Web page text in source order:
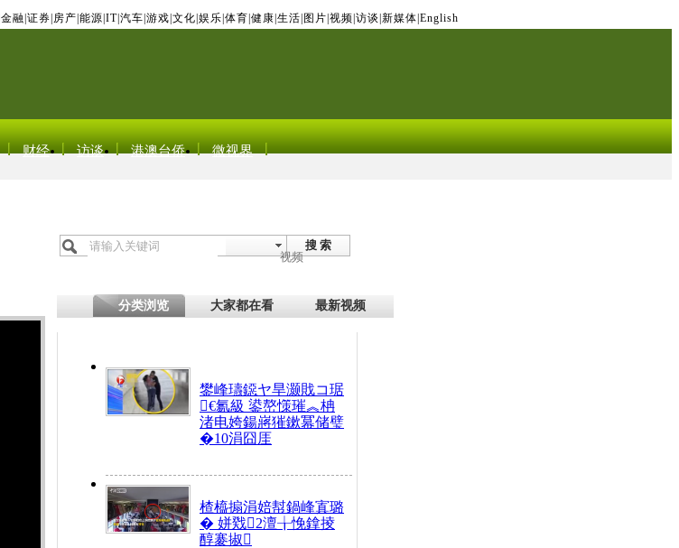
金融 证券 房产 能源 IT| 汽车 游戏 文化 娱乐 体育 健康 生活 图片 视频 访谈 新媒体 English
财经 访谈 港澳台侨 微视界
搜 索
视频
分类浏览 大家都在看 最新视频
鐢峰瓙鐚ヤ旱灏戝コ琚
€氱級 鍙嶅憡璀︽柟
渚电姱鍚嶈獕鏉冪储璧
�10涓囧厓
楂橀搧涓婄幇鍋峰寘璐
� 姘戣2澶╁悗鎿掕
醇褰掓